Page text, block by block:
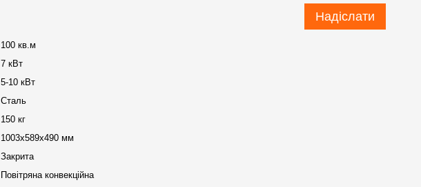
100 кв.м
7 кВт
5-10 кВт
Сталь
150 кг
1003х589х490 мм
Закрита
Повітряна конвекційна
Надіслати